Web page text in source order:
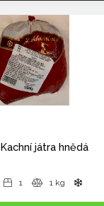
Kachní játra hnědá
1 1 kg